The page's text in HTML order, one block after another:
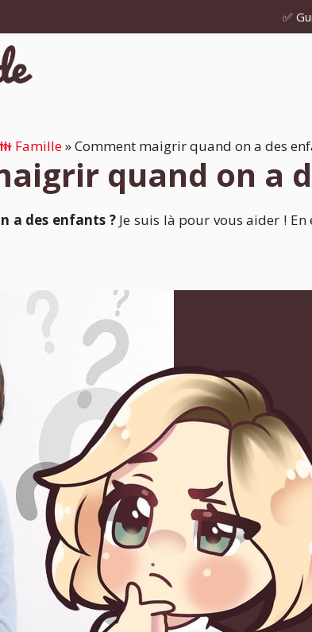
✅
Famille»Comment maigrir quand on a des
quand on a
a des enfants ?Je suis là pour vous aider !